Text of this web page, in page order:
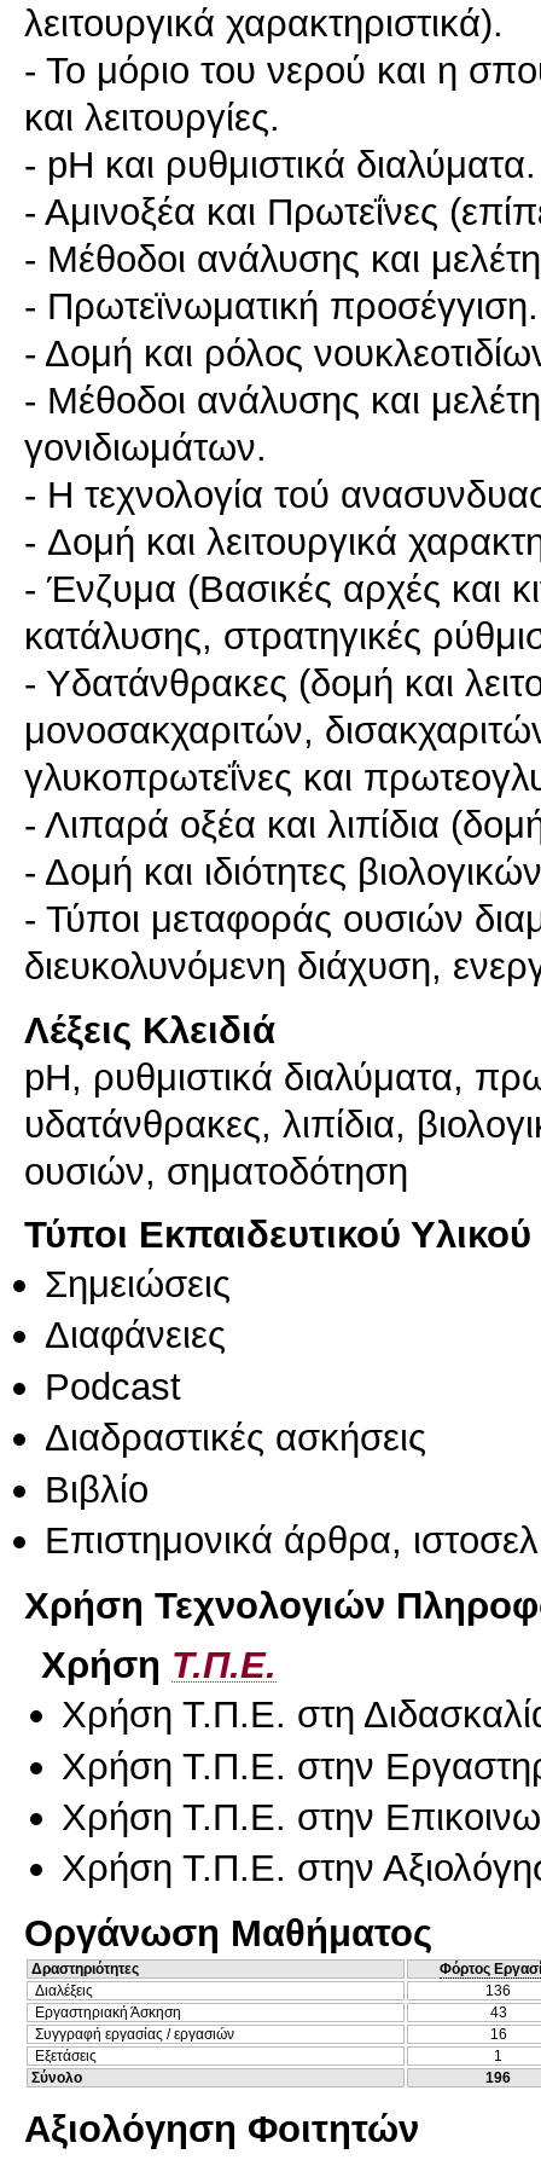
λειτουργικά χαρακτηριστικά).
- Το μόριο του νερού και η
και λειτουργίες.
- pH και ρυθμιστικά διαλύματα.
- Αμινοξέα και Πρωτεΐνες
- Μέθοδοι ανάλυσης και
- Πρωτεϊνωματική προσέγγιση.
- Δομή και ρόλος
- Μέθοδοι ανάλυσης και
γονιδιωμάτων.
- Η τεχνολογία τού
- Δομή και λειτουργικά
- Ένζυμα (Βασικές αρχές και
κατάλυσης, στρατηγικές
- Υδατάνθρακες (δομή και
μονοσακχαριτών,
γλυκοπρωτεΐνες και
- Λιπαρά οξέα και λιπίδια
- Δομή και ιδιότητες
- Τύποι μεταφοράς ουσιών
διευκολυνόμενη διάχυση,
Λέξεις Κλειδιά
pH, ρυθμιστικά διαλύματα,
υδατάνθρακες, λιπίδια,
ουσιών, σηματοδότηση
Τύποι Εκπαιδευτικού Υλικού
Σημειώσεις
Διαφάνειες
Podcast
Διαδραστικές ασκήσεις
Βιβλίο
Επιστημονικά άρθρα,
Χρήση Τεχνολογιών
Χρήση Τ.Π.Ε.
Χρήση Τ.Π.Ε. στη
Χρήση Τ.Π.Ε. στην
Χρήση Τ.Π.Ε. στην
Χρήση Τ.Π.Ε. στην
Οργάνωση Μαθήματος
Δραστηριότητες
Φόρτος
Διαλέξεις
136
Εργαστηριακή Άσκηση
43
Συγγραφή εργασίας / εργασιών
16
Εξετάσεις
1
Σύνολο
196
Αξιολόγηση Φοιτητών